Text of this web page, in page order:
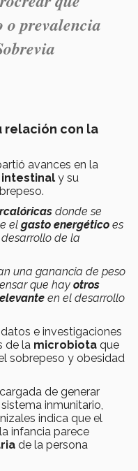
o prevalencia
relación con la
avances en la
y su
donde se
el gasto energético es
de la
una ganancia de peso
que hay otros
en el desarrollo
e investigaciones
de la microbiota que
sobrepeso y obesidad
de generar
inmunitario,
indica que el
infancia parece
de la persona